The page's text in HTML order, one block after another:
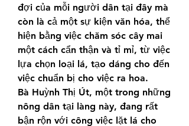
đợi của mỗi người dân tại đây mà
còn là cả một sự kiện văn hóa, thể
hiện bằng việc chăm sóc cây mai
một cách cẩn thận và tỉ mỉ, từ việc
lựa chọn loại lá, tạo dáng cho đến
việc chuẩn bị cho việc ra hoa.
Bà Huỳnh Thị Út, một trong những
nông dân tại làng này, đang rất
bận rộn với công việc lặt lá cho